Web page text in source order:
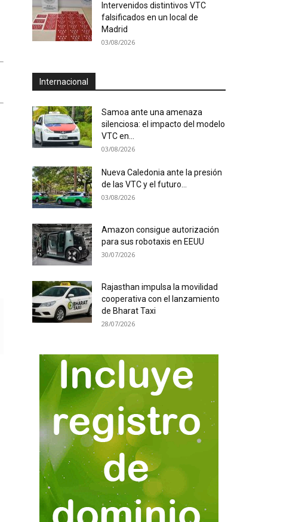
Intervenidos distintivos VTC
falsificados en un local de
Madrid
03/08/2026
Internacional
Samoa ante una amenaza
silenciosa: el impacto del modelo
VTC en...
03/08/2026
Nueva Caledonia ante la presión
de las VTC y el futuro...
03/08/2026
Amazon consigue autorización
para sus robotaxis en EEUU
30/07/2026
Rajasthan impulsa la movilidad
cooperativa con el lanzamiento
de Bharat Taxi
28/07/2026